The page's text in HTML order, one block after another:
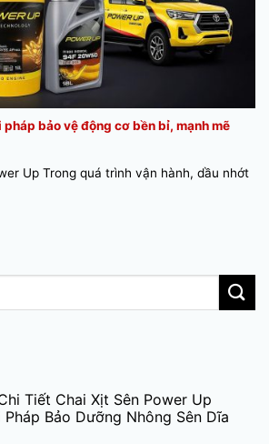
pháp bảo vệ động cơ bền bỉ, mạnh mẽ
Up Trong quá trình vận hành, dầu nhớt
Tiết Chai Xịt Sên Power Up
Bảo Dưỡng Nhông Sên Dĩa